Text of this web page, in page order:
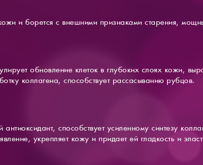
и борется с внешними признаками старения,
обновление клеток в глубоких слоях кожи,
коллагена, способствует рассасыванию рубцов.
способствует усиленному синтезу
укрепляет кожу и придает ей гладкость и